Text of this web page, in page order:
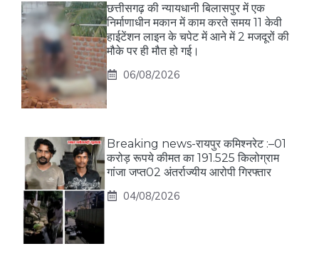
छत्तीसगढ़ की न्यायधानी बिलासपुर में एक
निर्माणाधीन मकान में काम करते समय 11 केवी
हाईटेंशन लाइन के चपेट में आने में 2 मजदूरों की
मौके पर ही मौत हो गई।
06/08/2026
Breaking news-रायपुर कमिश्नरेट :–01
करोड़ रूपये कीमत का 191.525 किलोग्राम
गांजा जप्त02 अंतर्राज्यीय आरोपी गिरफ्तार
04/08/2026